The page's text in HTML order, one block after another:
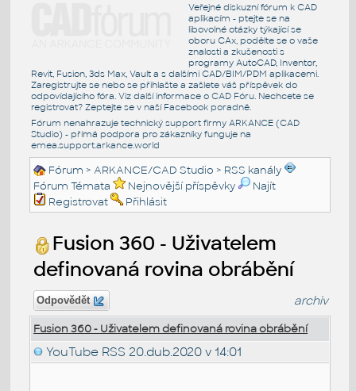
Veřejné diskuzní fórum k CAD
aplikacím - ptejte se na
libovolné otázky týkající se
oboru CAx, podělte se o vaše
znalosti a zkušenosti s
programy AutoCAD, Inventor,
Revit, Fusion, 3ds Max, Vault a s dalšími CAD/BIM/PDM aplikacemi.
Zaregistrujte se nebo se přihlašte a zašlete váš příspěvek do
odpovídajícího fóra. Viz další informace o CAD Fóru. Nechcete se
registrovat? Zeptejte se v naší Facebook poradně.
Fórum nenahrazuje technický support firmy ARKANCE (CAD
Studio) - přímá podpora pro zákazníky funguje na
emea.support.arkance.world
Fórum >ARKANCE/CAD Studio > RSS kanály
Fórum Témata
Nejnovější příspěvky
Najít
Registrovat
Přihlásit
Fusion 360 - Uživatelem
definovaná rovina obrábění
Odpovědět archiv
Fusion 360 - Uživatelem definovaná rovina obrábění
YouTube RSS 20.dub.2020 v 14:01